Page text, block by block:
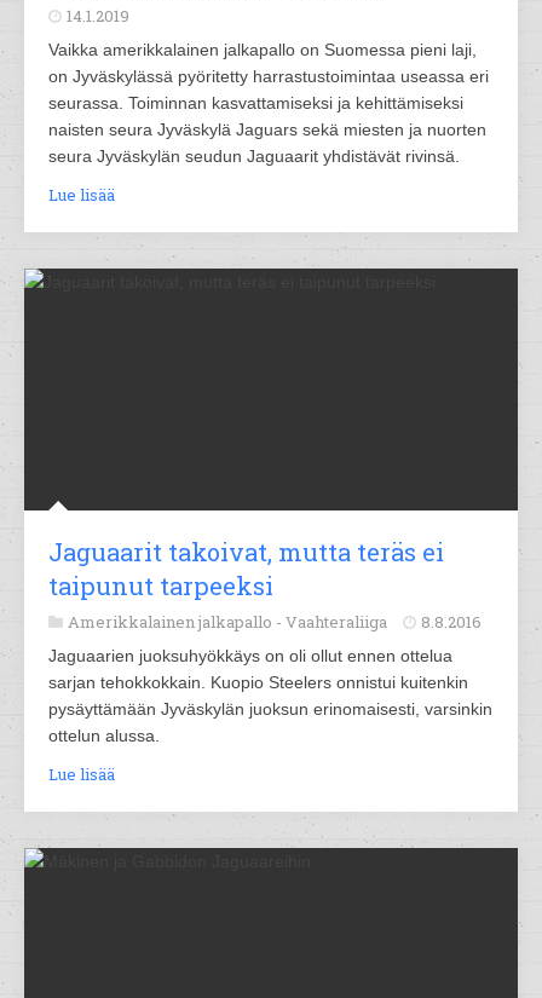
14.1.2019
Vaikka amerikkalainen jalkapallo on Suomessa pieni laji,
on Jyväskylässä pyöritetty harrastustoimintaa useassa eri
seurassa. Toiminnan kasvattamiseksi ja kehittämiseksi
naisten seura Jyväskylä Jaguars sekä miesten ja nuorten
seura Jyväskylän seudun Jaguaarit yhdistävät rivinsä.
Lue lisää
Jaguaarit takoivat, mutta teräs ei
taipunut tarpeeksi
Amerikkalainen jalkapallo - Vaahteraliiga 8.8.2016
Jaguaarien juoksuhyökkäys on oli ollut ennen ottelua
sarjan tehokkokkain. Kuopio Steelers onnistui kuitenkin
pysäyttämään Jyväskylän juoksun erinomaisesti, varsinkin
ottelun alussa.
Lue lisää